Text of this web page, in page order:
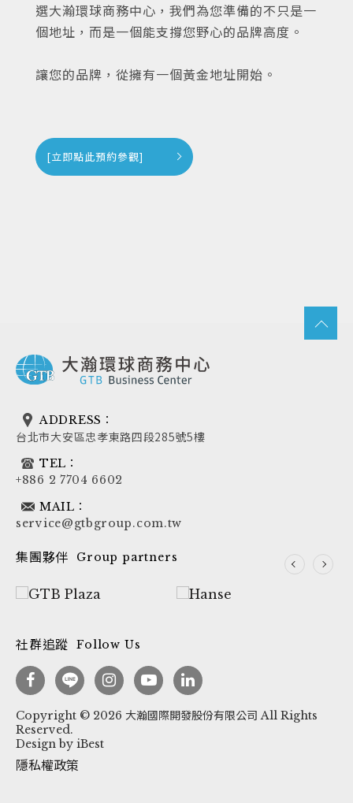
選大瀚環球商務中心，我們為您準備的不只是一
個地址，而是一個能支撐您野心的品牌高度。
讓您的品牌，從擁有一個黃金地址開始。
[立即點此預約參觀]
ADDRESS：
台北市大安區忠孝東路四段285號5樓
TEL：
+886 2 7704 6602
MAIL：
service@gtbgroup.com.tw
集團夥伴 Group partners
社群追蹤 Follow Us
Copyright © 2026 大瀚國際開發股份有限公司 All Rights
Reserved.
Design by iBest
隱私權政策